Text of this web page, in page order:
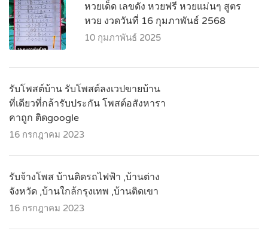
หวยเด็ด เลขดัง หวยฟรี หวยแม่นๆ สูตร
หวย งวดวันที่ 16 กุมภาพันธ์ 2568
10 กุมภาพันธ์ 2025
รับโพสต์บ้าน รับโพสต์ลงเวปขายบ้าน
ที่เดียวที่กล้ารับประกัน โพสต์อสังหารา
คาถูก ติดgoogle
16 กรกฎาคม 2023
รับจ้างโพส บ้านติดรถไฟฟ้า ,บ้านต่าง
จังหวัด ,บ้านใกล้กรุงเทพ ,บ้านติดเขา
16 กรกฎาคม 2023